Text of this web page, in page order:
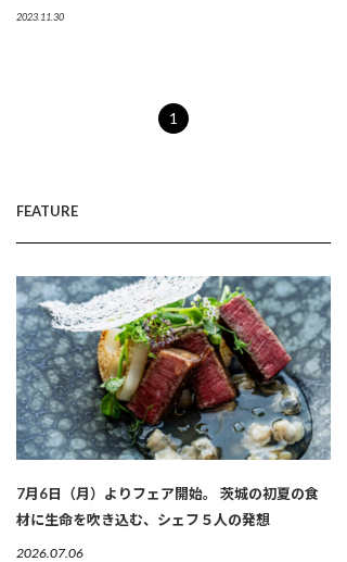
2023.11.30
1
FEATURE
7月6日（月）よりフェア開始。 茨城の初夏の食
材に生命を吹き込む、シェフ５人の発想
2026.07.06